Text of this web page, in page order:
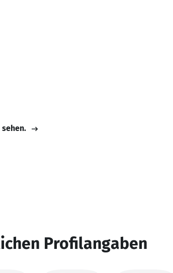
sehen.
Profilangaben